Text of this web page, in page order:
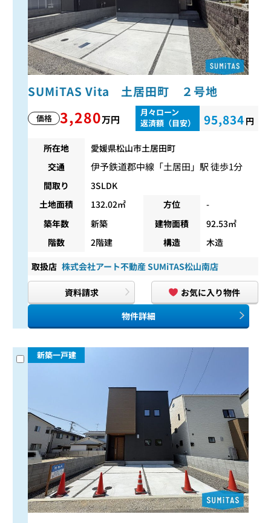
SUMiTAS Vita 土居田町 ２号地
価格 3,280万円
月々ローン
返済額（目安）
95,834 円
所在地
愛媛県松山市土居田町
交通
伊予鉄道郡中線 「土居田 」駅 徒歩1分
間取り
3SLDK
土地面積
132.02㎡ 方位
-
築年数
新築 建物面積
92.53㎡
階数
2階建 構造 木造
取扱店 株式会社アート不動産 SUMiTAS松山南店
資料請求
お気に入り物件
物件詳細
新築一戸建